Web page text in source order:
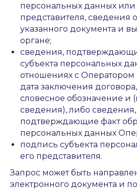
персональных данных или
представителя, сведения
указанного документа и
органе;
сведения,
субъекта персональных
отношениях с Оператором
дата заключения
словесное обозначение и
сведения), либо
подтверждающие факт
персональных данных
подпись субъекта
его представителя.
Запрос может быть
электронного документа и